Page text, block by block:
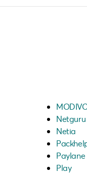
Netguru
Netia
Paylane
Play